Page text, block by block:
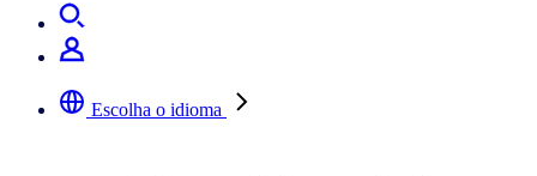
Escolha o idioma